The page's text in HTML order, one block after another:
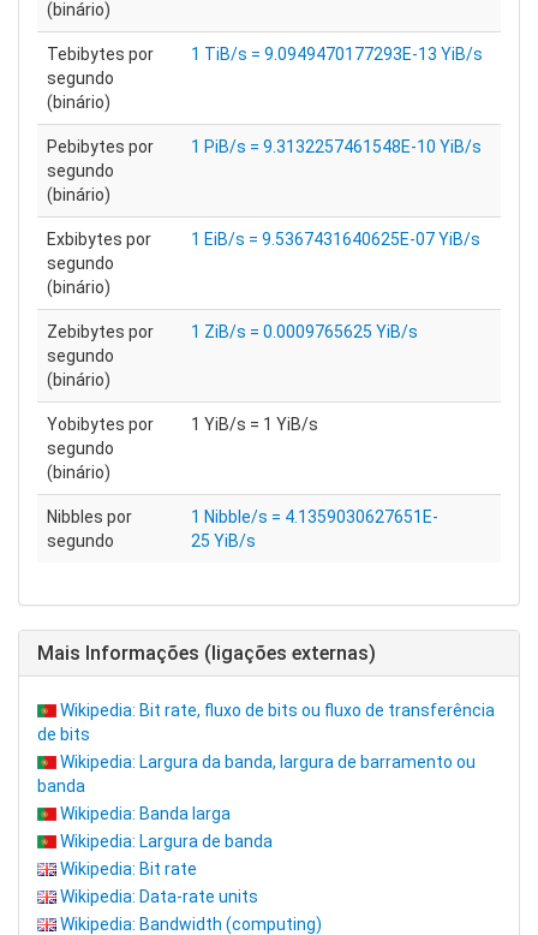
(binário)
Tebibytes por
segundo
(binário)
1 TiB/s = 9.0949470177293E-13 YiB/s
Pebibytes por
segundo
(binário)
1 PiB/s = 9.3132257461548E-10 YiB/s
Exbibytes por
segundo
(binário)
1 EiB/s = 9.5367431640625E-07 YiB/s
Zebibytes por
segundo
(binário)
1 ZiB/s = 0.0009765625 YiB/s
Yobibytes por
segundo
(binário)
1 YiB/s = 1 YiB/s
Nibbles por
segundo
1 Nibble/s = 4.1359030627651E-
25 YiB/s
Mais Informações (ligações externas)
Wikipedia: Bit rate, fluxo de bits ou fluxo de transferência
de bits
Wikipedia: Largura da banda, largura de barramento ou
banda
Wikipedia: Banda larga
Wikipedia: Largura de banda
Wikipedia: Bit rate
Wikipedia: Data-rate units
Wikipedia: Bandwidth (computing)